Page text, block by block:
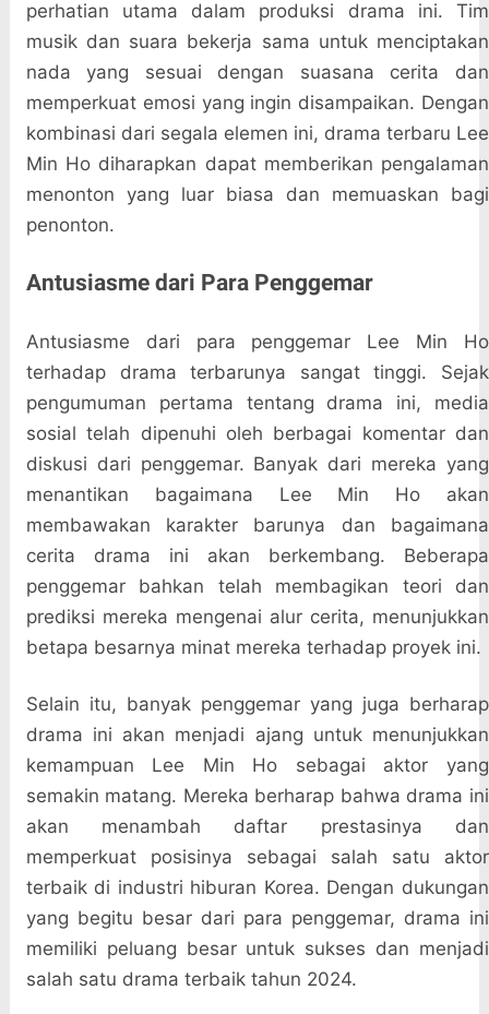
perhatian utama dalam produksi drama ini. Tim
musik dan suara bekerja sama untuk menciptakan
nada yang sesuai dengan suasana cerita dan
memperkuat emosi yang ingin disampaikan. Dengan
kombinasi dari segala elemen ini, drama terbaru Lee
Min Ho diharapkan dapat memberikan pengalaman
menonton yang luar biasa dan memuaskan bagi
penonton.
Antusiasme dari Para Penggemar
Antusiasme dari para penggemar Lee Min Ho
terhadap drama terbarunya sangat tinggi. Sejak
pengumuman pertama tentang drama ini, media
sosial telah dipenuhi oleh berbagai komentar dan
diskusi dari penggemar. Banyak dari mereka yang
menantikan bagaimana Lee Min Ho akan
membawakan karakter barunya dan bagaimana
cerita drama ini akan berkembang. Beberapa
penggemar bahkan telah membagikan teori dan
prediksi mereka mengenai alur cerita, menunjukkan
betapa besarnya minat mereka terhadap proyek ini.
Selain itu, banyak penggemar yang juga berharap
drama ini akan menjadi ajang untuk menunjukkan
kemampuan Lee Min Ho sebagai aktor yang
semakin matang. Mereka berharap bahwa drama ini
akan menambah daftar prestasinya dan
memperkuat posisinya sebagai salah satu aktor
terbaik di industri hiburan Korea. Dengan dukungan
yang begitu besar dari para penggemar, drama ini
memiliki peluang besar untuk sukses dan menjadi
salah satu drama terbaik tahun 2024.